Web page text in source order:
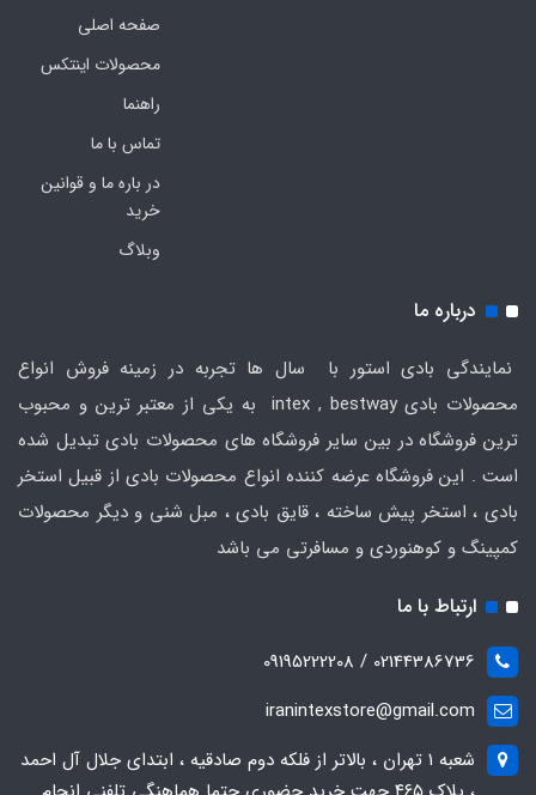
صفحه اصلی
محصولات اینتکس
راهنما
تماس با ما
در باره ما و قوانین
خرید
وبلاگ
درباره ما
نمایندگی بادی استور با سال ها تجربه در زمینه فروش انواع
محصولات بادی intex , bestway به یکی از معتبر ترین و محبوب
ترین فروشگاه در بین سایر فروشگاه های محصولات بادی تبدیل شده
است . این فروشگاه عرضه کننده انواع محصولات بادی از قبیل استخر
بادی ، استخر پیش ساخته ، قایق بادی ، مبل شنی و دیگر محصولات
کمپینگ و کوهنوردی و مسافرتی می باشد
ارتباط با ما
02144386736 / 09195222208
iranintexstore@gmail.com
شعبه ۱ تهران ، بالاتر از فلکه دوم صادقیه ، ابتدای جلال آل احمد